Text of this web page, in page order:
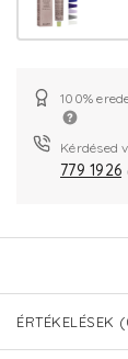
100%
Kérdésed
779 1926
ÉRTÉKELÉSEK